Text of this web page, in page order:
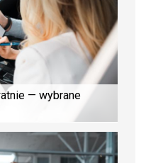
— wybrane